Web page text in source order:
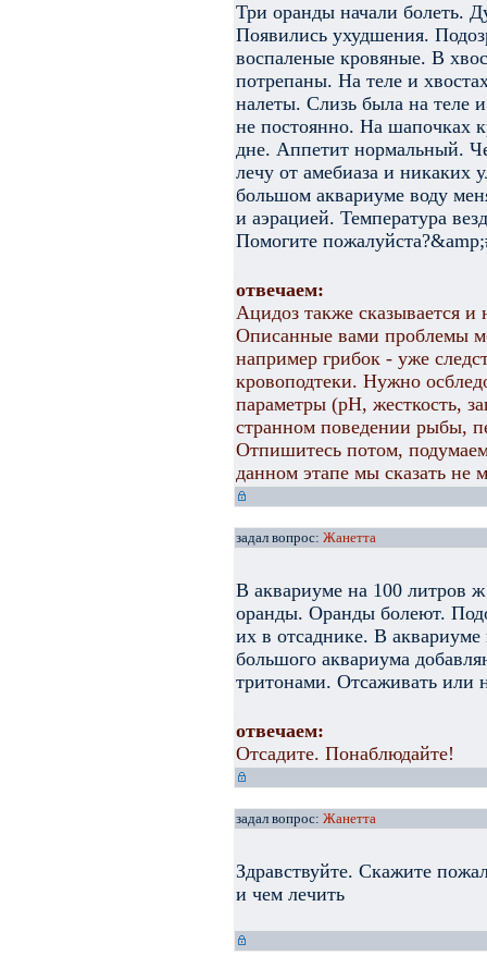
Три оранды начали болеть.
Появились ухудшения.
воспаленые кровяные. В
потрепаны. На теле и
налеты. Слизь была на теле
не постоянно. На шапочках
дне. Аппетит нормальный.
лечу от амебиаза и
большом аквариуме воду
и аэрацией. Температура
Помогите
отвечаем:
Ацидоз также сказывается
Описанные вами проблемы
например грибок - уже
кровоподтеки. Нужно
параметры (рН, жесткость,
странном поведении рыбы,
Отпишитесь потом,
данном этапе мы сказать не
задал вопрос: Жанетта
В аквариуме на 100 литров
оранды. Оранды болеют.
их в отсаднике. В
большого аквариума
тритонами. Отсаживать или
отвечаем:
Отсадите. Понаблюдайте!
задал вопрос: Жанетта
Здравствуйте. Скажите
и чем лечить